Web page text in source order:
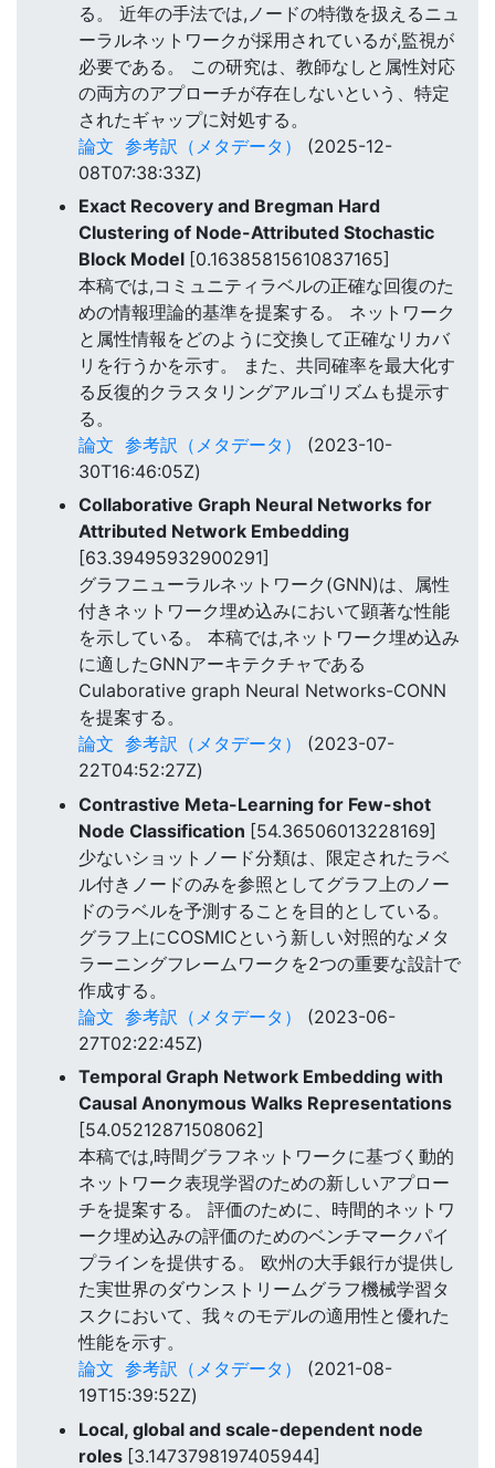
る。 近年の手法では,ノードの特徴を扱えるニュ
ーラルネットワークが採用されているが,監視が
必要である。 この研究は、教師なしと属性対応
の両方のアプローチが存在しないという、特定
されたギャップに対処する。
論文 参考訳（メタデータ）
(2025-12-
08T07:38:33Z)
Exact Recovery and Bregman Hard
Clustering of Node-Attributed Stochastic
Block Model [0.16385815610837165]
本稿では,コミュニティラベルの正確な回復のた
めの情報理論的基準を提案する。 ネットワーク
と属性情報をどのように交換して正確なリカバ
リを行うかを示す。 また、共同確率を最大化す
る反復的クラスタリングアルゴリズムも提示す
る。
論文 参考訳（メタデータ）
(2023-10-
30T16:46:05Z)
Collaborative Graph Neural Networks for
Attributed Network Embedding
[63.39495932900291]
グラフニューラルネットワーク(GNN)は、属性
付きネットワーク埋め込みにおいて顕著な性能
を示している。 本稿では,ネットワーク埋め込み
に適したGNNアーキテクチャである
Culaborative graph Neural Networks-CONN
を提案する。
論文 参考訳（メタデータ）
(2023-07-
22T04:52:27Z)
Contrastive Meta-Learning for Few-shot
Node Classification [54.36506013228169]
少ないショットノード分類は、限定されたラベ
ル付きノードのみを参照としてグラフ上のノー
ドのラベルを予測することを目的としている。
グラフ上にCOSMICという新しい対照的なメタ
ラーニングフレームワークを2つの重要な設計で
作成する。
論文 参考訳（メタデータ）
(2023-06-
27T02:22:45Z)
Temporal Graph Network Embedding with
Causal Anonymous Walks Representations
[54.05212871508062]
本稿では,時間グラフネットワークに基づく動的
ネットワーク表現学習のための新しいアプロー
チを提案する。 評価のために、時間的ネットワ
ーク埋め込みの評価のためのベンチマークパイ
プラインを提供する。 欧州の大手銀行が提供し
た実世界のダウンストリームグラフ機械学習タ
スクにおいて、我々のモデルの適用性と優れた
性能を示す。
論文 参考訳（メタデータ）
(2021-08-
19T15:39:52Z)
Local, global and scale-dependent node
roles [3.1473798197405944]